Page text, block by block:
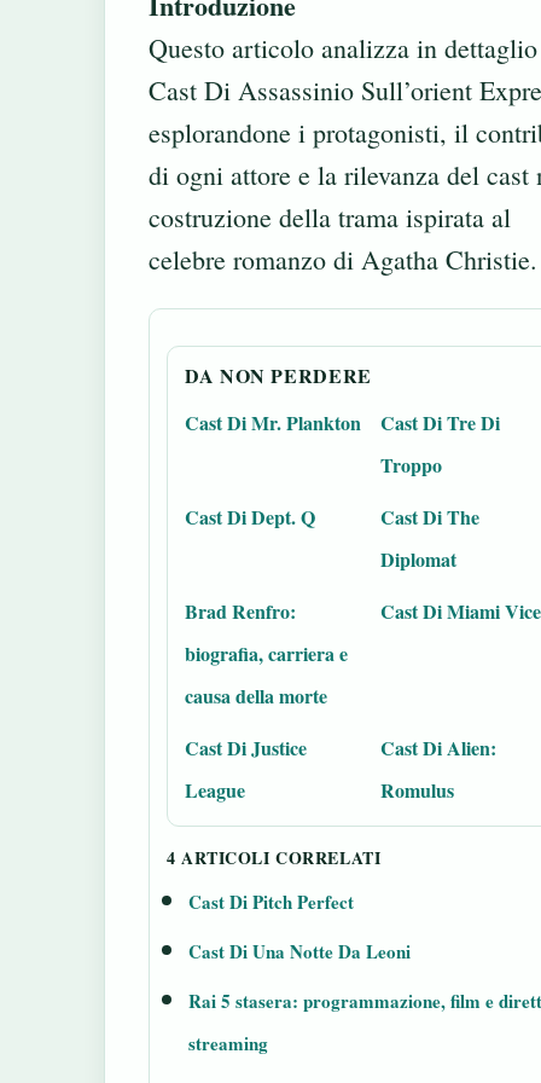
Questo articolo analizza in
Cast Di Assassinio Sull’orient
esplorandone i protagonisti, il
di ogni attore e la rilevanza del cast
costruzione della trama ispirata al
celebre romanzo di Agatha Christie.
DA NON PERDERE
Cast Di Mr. Plankton
Cast Di Tre Di
Troppo
Cast Di Dept. Q
Cast Di The
Diplomat
Brad Renfro:
biografia, carriera e
causa della morte
Cast Di Miami Vice
Cast Di Justice
League
Cast Di Alien:
Romulus
4 ARTICOLI CORRELATI
Cast Di Pitch Perfect
Cast Di Una Notte Da Leoni
Rai 5 stasera: programmazione, film e
streaming